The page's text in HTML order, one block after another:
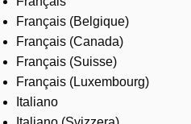
Français (Belgique)
Français (Canada)
Français (Suisse)
Français (Luxembourg)
Italiano